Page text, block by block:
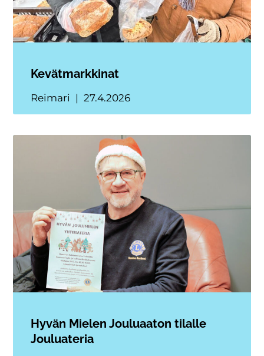
Kevätmarkkinat
Reimari 27.4.2026
Hyvän Mielen Jouluaaton tilalle
Jouluateria